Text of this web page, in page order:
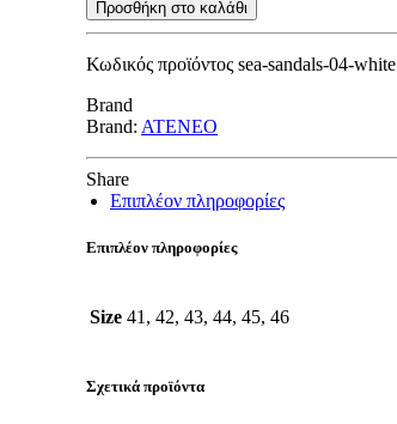
04
ποσότητα
Προσθήκη στο καλάθι
Κωδικός προϊόντος sea-sandals-04-white
Brand
Brand: ATENEO
Share
Επιπλέον πληροφορίες
Επιπλέον πληροφορίες
Size 41, 42, 43, 44, 45, 46
Σχετικά προϊόντα